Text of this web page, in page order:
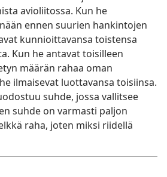
avioliitossa. Kun he
ennen suurien hankintojen
kunnioittavansa toistensa
Kun he antavat toisilleen
määrän rahaa oman
ilmaisevat luottavansa toisiinsa.
suhde, jossa vallitsee
suhde on varmasti paljon
raha, joten miksi riidellä